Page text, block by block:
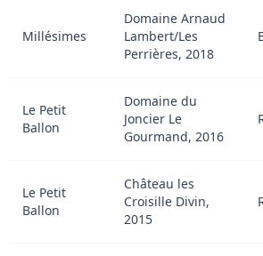
Millésimes
Domaine Arnaud
Lambert/Les
Perrières, 2018
Le Petit
Ballon
Domaine du
Joncier Le
Gourmand, 2016
Le Petit
Ballon
Château les
Croisille Divin,
2015